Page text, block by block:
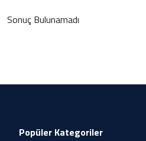
Sonuç Bulunamadı
Popüler Kategoriler